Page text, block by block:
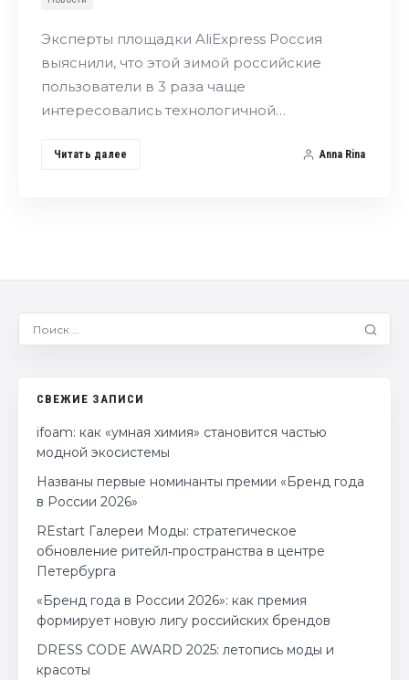
Эксперты площадки AliExpress Россия
выяснили, что этой зимой российские
пользователи в 3 раза чаще
интересовались технологичной…
Читать далее Anna Rina
СВЕЖИЕ ЗАПИСИ
ifoam: как «умная химия» становится частью
модной экосистемы
Названы первые номинанты премии «Бренд года
в России 2026»
REstart Галереи Моды: стратегическое
обновление ритейл‑пространства в центре
Петербурга
«Бренд года в России 2026»: как премия
формирует новую лигу российских брендов
DRESS CODE AWARD 2025: летопись моды и
красоты